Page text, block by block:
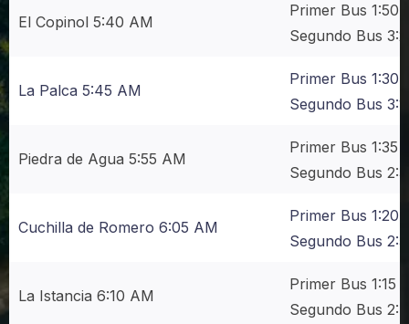
El Copinol 5:40 AM
Primer Bus 1:50
Segundo Bus
La Palca 5:45 AM
Primer Bus 1:30
Segundo Bus
Piedra de Agua 5:55 AM
Primer Bus 1:35
Segundo Bus
Cuchilla de Romero 6:05 AM
Primer Bus 1:20
Segundo Bus
La Istancia 6:10 AM
Primer Bus 1:15
Segundo Bus